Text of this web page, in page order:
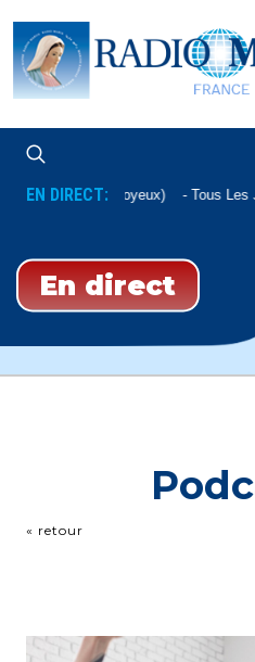
EN DIRECT:
(Mystères Joyeux) Tous Les
En direct
« retour